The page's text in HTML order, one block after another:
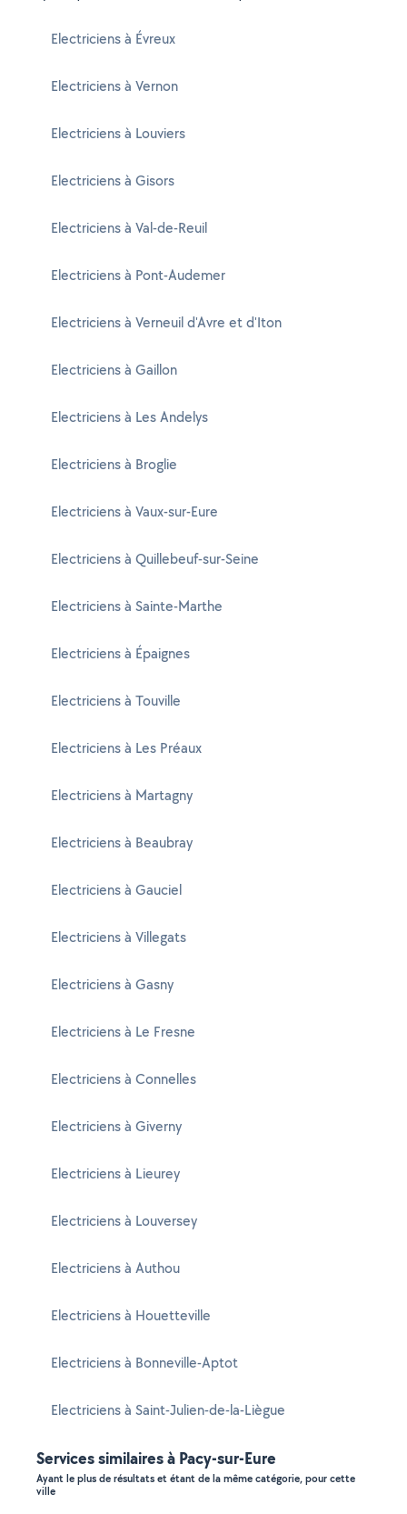
Electriciens à Évreux
Electriciens à Vernon
Electriciens à Louviers
Electriciens à Gisors
Electriciens à Val-de-Reuil
Electriciens à Pont-Audemer
Electriciens à Verneuil d'Avre et d'Iton
Electriciens à Gaillon
Electriciens à Les Andelys
Electriciens à Broglie
Electriciens à Vaux-sur-Eure
Electriciens à Quillebeuf-sur-Seine
Electriciens à Sainte-Marthe
Electriciens à Épaignes
Electriciens à Touville
Electriciens à Les Préaux
Electriciens à Martagny
Electriciens à Beaubray
Electriciens à Gauciel
Electriciens à Villegats
Electriciens à Gasny
Electriciens à Le Fresne
Electriciens à Connelles
Electriciens à Giverny
Electriciens à Lieurey
Electriciens à Louversey
Electriciens à Authou
Electriciens à Houetteville
Electriciens à Bonneville-Aptot
Electriciens à Saint-Julien-de-la-Liègue
Services similaires à Pacy-sur-Eure
Ayant le plus de résultats et étant de la même catégorie, pour cette
ville